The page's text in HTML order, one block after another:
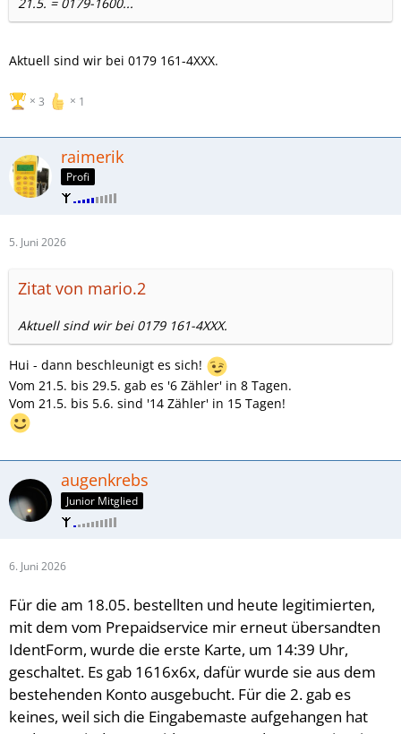
Aktuell sind wir bei 0179 161-4XXX.
3 1
raimerik
Profi
5. Juni 2026
Zitat von mario.2
Aktuell sind wir bei 0179 161-4XXX.
Hui - dann beschleunigt es sich!
Vom 21.5. bis 29.5. gab es '6 Zähler' in 8 Tagen.
Vom 21.5. bis 5.6. sind '14 Zähler' in 15 Tagen!
augenkrebs
Junior Mitglied
6. Juni 2026
Für die am 18.05. bestellten und heute legitimierten,
mit dem vom Prepaidservice mir erneut übersandten
IdentForm, wurde die erste Karte, um 14:39 Uhr,
geschaltet. Es gab 1616x6x, dafür wurde sie aus dem
bestehenden Konto ausgebucht. Für die 2. gab es
keines, weil sich die Eingabemaste aufgehangen hat